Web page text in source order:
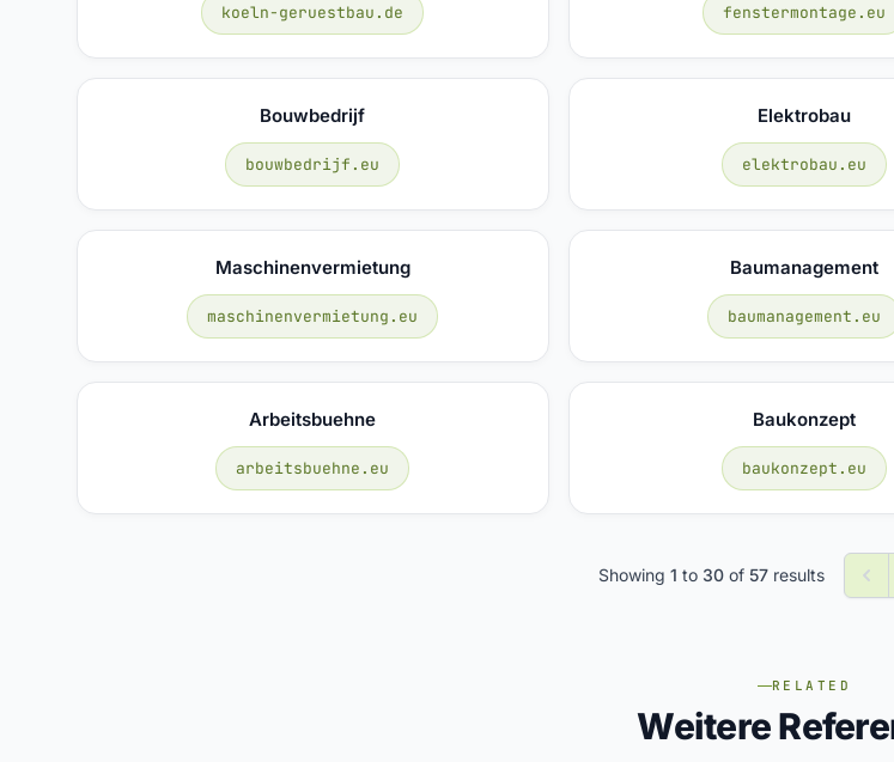
koeln-geruestbau.de fenstermontage.eu
Bouwbedrijf
bouwbedrijf.eu
Elektrobau
elektrobau.eu
Maschinenvermietung
maschinenvermietung.eu
Baumanagement
baumanagement.eu
Arbeitsbuehne
arbeitsbuehne.eu
Baukonzept
baukonzept.eu
Showing 1 to 30of 57results
RELATED
Weitere